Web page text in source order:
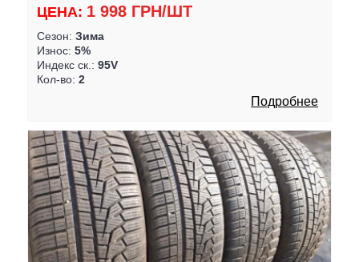
ЦЕНА: 1 998 ГРН/ШТ
Сезон: Зима
Износ: 5%
Индекс ск.: 95V
Кол-во: 2
Подробнее